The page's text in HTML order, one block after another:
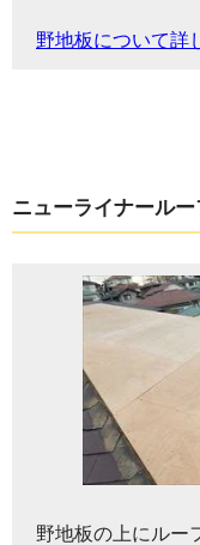
野地板について詳
ニューライナールー
野地板の上にルー